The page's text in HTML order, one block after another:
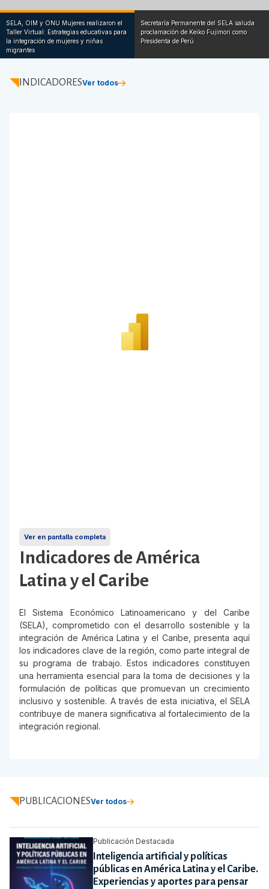
SELA, OIM y ONU Mujeres realizaron el
Taller Virtual: Estrategias educativas para
la integración de mujeres y niñas
migrantes
Secretaría Permanente del SELA saluda
proclamación de Keiko Fujimori como
Presidenta de Perú
INDICADORESVer todos
Ver en pantalla completa
Indicadores de América
Latina y el Caribe
El Sistema Económico Latinoamericano y del Caribe
(SELA), comprometido con el desarrollo sostenible y la
integración de América Latina y el Caribe, presenta aquí
los indicadores clave de la región, como parte integral de
su programa de trabajo. Estos indicadores constituyen
una herramienta esencial para la toma de decisiones y la
formulación de políticas que promuevan un crecimiento
inclusivo y sostenible. A través de esta iniciativa, el SELA
contribuye de manera significativa al fortalecimiento de la
integración regional.
PUBLICACIONESVer todos
Publicación Destacada
Inteligencia artificial y políticas
públicas en América Latina y el Caribe.
Experiencias y aportes para pensar